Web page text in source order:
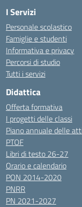
I Servizi
Personale scolastico
Famiglie e studenti
Informativa e privacy
Percorsi di studio
Tutti i servizi
Didattica
Offerta formativa
I progetti delle classi
Piano annuale delle
PTOF
Libri di testo 26-27
Orario e calendario
PON 2014-2020
PNRR
PN 2021-2027